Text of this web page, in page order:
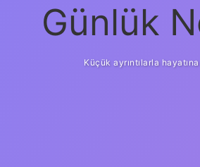
Günlük
Küçük ayrıntılarla